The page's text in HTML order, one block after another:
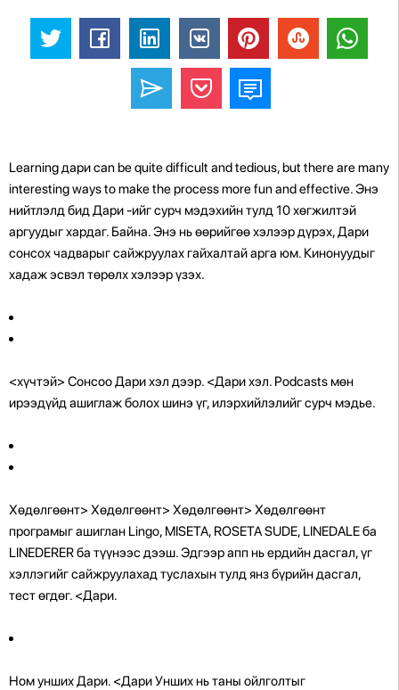
Learning дари can be quite difficult and tedious, but there are many
interesting ways to make the process more fun and effective. Энэ
нийтлэлд бид Дари -ийг сурч мэдэхийн тулд 10 хөгжилтэй
аргуудыг хардаг. Байна.Энэ нь өөрийгөө хэлээр дүрэх, Дари
сонсох чадварыг сайжруулах гайхалтай арга юм. Кинонуудыг
хадаж эсвэл төрөлх хэлээр үзэх.
<хүчтэй> Сонсоо Дари хэл дээр. <Дари хэл. Podcasts мөн
ирээдүйд ашиглаж болох шинэ үг, илэрхийлэлийг сурч мэдье.
Хөдөлгөөнт> Хөдөлгөөнт> Хөдөлгөөнт> Хөдөлгөөнт
програмыг ашиглан Lingo, MISETA, ROSETA SUDE, LINEDALE ба
LINEDERER ба түүнээс дээш. Эдгээр апп нь ердийн дасгал, үг
хэллэгийг сайжруулахад туслахын тулд янз бүрийн дасгал,
тест өгдөг. <Дари.
Ном унших Дари. <Дари Унших нь таны ойлголтыг